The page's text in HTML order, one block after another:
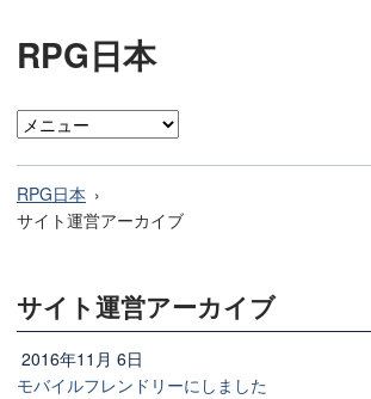
RPG日本
RPG日本
サイト運営アーカイブ
サイト運営アーカイブ
2016年11月 6日
モバイルフレンドリーにしました